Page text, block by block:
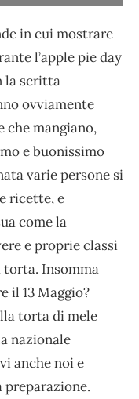
in cui mostrare
l’apple pie day
la scritta
ovviamente
che mangiano,
e buonissimo
varie persone si
ricette, e
come la
e proprie classi
torta. Insomma
il 13 Maggio?
torta di mele
nazionale
anche noi e
preparazione.